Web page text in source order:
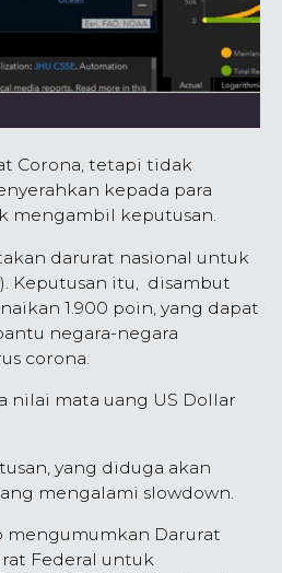
Corona, tetapi tidak
kepada para
mengambil keputusan.
darurat nasional untuk
Keputusan itu, disambut
1.900 poin, yang dapat
negara-negara
corona.
nilai mata uang US Dollar
yang diduga akan
mengalami slowdown.
mengumumkan Darurat
Federal untuk